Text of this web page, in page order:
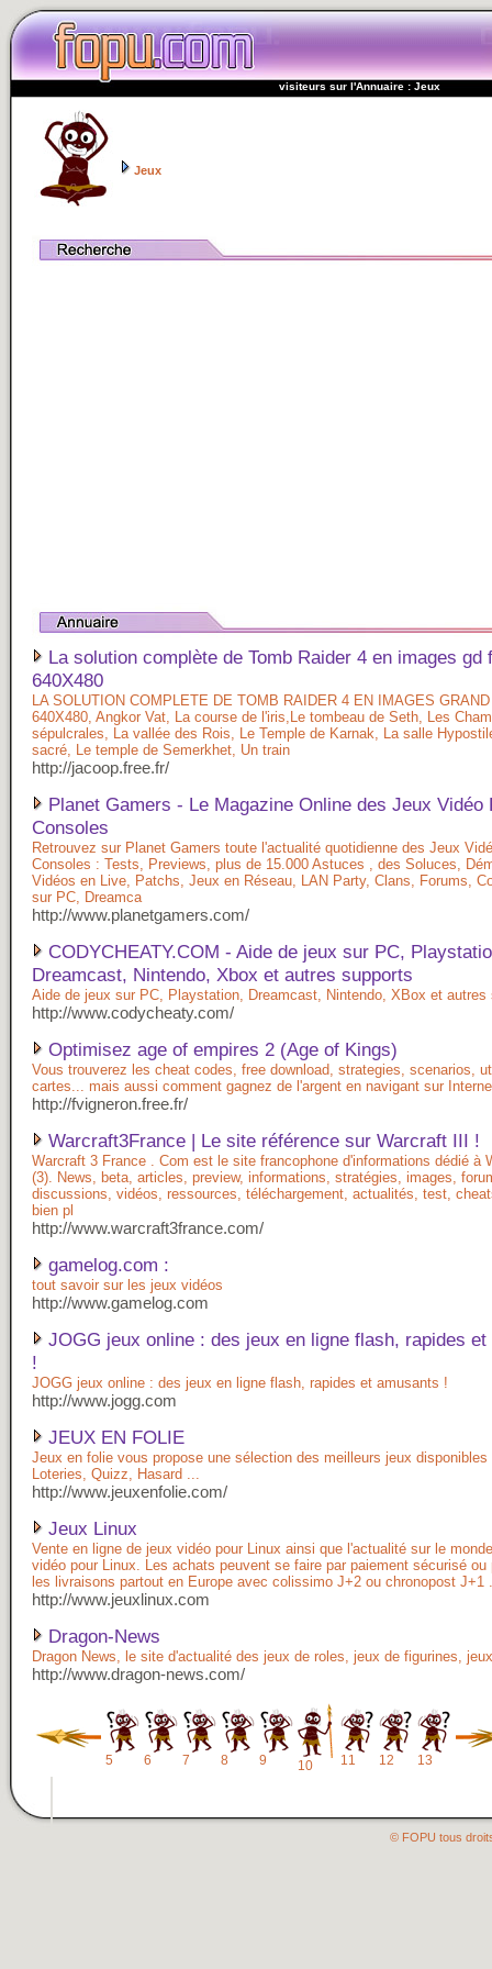
visiteurs sur l'Annuaire : Jeux
Jeux
La solution complète de Tomb Raider 4 en images gd
640X480
LA SOLUTION COMPLETE DE TOMB RAIDER 4 EN IMAGES
640X480, Angkor Vat, La course de l'iris,Le tombeau de Seth, Les
sépulcrales, La vallée des Rois, Le Temple de Karnak, La salle
sacré, Le temple de Semerkhet, Un train
http://jacoop.free.fr/
Planet Gamers - Le Magazine Online des Jeux Vidéo
Consoles
Retrouvez sur Planet Gamers toute l'actualité quotidienne des Jeux
Consoles : Tests, Previews, plus de 15.000 Astuces , des Soluces,
Vidéos en Live, Patchs, Jeux en Réseau, LAN Party, Clans, Forums,
sur PC, Dreamca
http://www.planetgamers.com/
CODYCHEATY.COM - Aide de jeux sur PC,
Dreamcast, Nintendo, Xbox et autres supports
Aide de jeux sur PC, Playstation, Dreamcast, Nintendo, XBox et autres
http://www.codycheaty.com/
Optimisez age of empires 2 (Age of Kings)
Vous trouverez les cheat codes, free download, strategies, scenarios,
cartes... mais aussi comment gagnez de l'argent en navigant sur
http://fvigneron.free.fr/
Warcraft3France | Le site référence sur Warcraft III !
Warcraft 3 France . Com est le site francophone d'informations dédié à
(3). News, beta, articles, preview, informations, stratégies, images,
discussions, vidéos, ressources, téléchargement, actualités, test,
bien pl
http://www.warcraft3france.com/
gamelog.com :
tout savoir sur les jeux vidéos
http://www.gamelog.com
JOGG jeux online : des jeux en ligne flash, rapides et
!
JOGG jeux online : des jeux en ligne flash, rapides et amusants !
http://www.jogg.com
JEUX EN FOLIE
Jeux en folie vous propose une sélection des meilleurs jeux disponibles
Loteries, Quizz, Hasard ...
http://www.jeuxenfolie.com/
Jeux Linux
Vente en ligne de jeux vidéo pour Linux ainsi que l'actualité sur le
vidéo pour Linux. Les achats peuvent se faire par paiement sécurisé ou
les livraisons partout en Europe avec colissimo J+2 ou chronopost J+1 .
http://www.jeuxlinux.com
Dragon-News
Dragon News, le site d'actualité des jeux de roles, jeux de figurines,
http://www.dragon-news.com/
5 6 7 8 9 10 11 12 13
© FOPU tous